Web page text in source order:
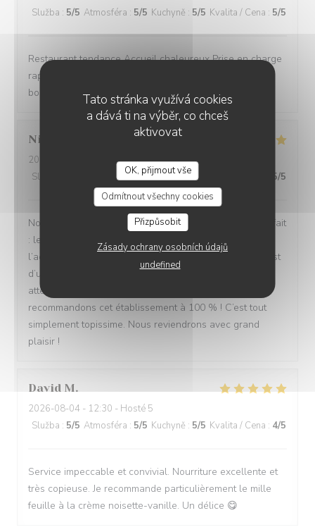
Tato stránka využívá cookies
a dává ti na výběr, co chceš
aktivovat
OK, přijmout vše
Odmítnout všechny cookies
Přizpůsobit
Zásady ochrany osobních údajů
undefined
Služba : 5/5 Atmosféra : 5/5 Kuchyně : 5/5 Kvalita / Cena : 5/5
Restaurant tendance Accueil chaleureux Prise en charge
rapide Bon rapport qualité/prix Assiettes copieuses et
bons produits
Nicolas
2026-08-04
- 13:30 - Hosté 4
Služba
Atmosféra:5/5 Kuchyně:5/5 5/5
Nous avons passé un excellent moment ! Tout était parfait
: les repas étaient délicieux, le service irréprochable, et
l’accueil d’une chaleur exceptionnelle. Toute l’équipe est
d’une grande gentillesse, avec de nombreuses petites
attentions qui font vraiment la différence. Nous
recommandons cet établissement à 100 % ! C’est tout
simplement topissime. Nous reviendrons avec grand
plaisir !
David M
2026-08-04 - 12:30 - Hosté 5
Služba : 5/5 Atmosféra : 5/5 Kuchyně : 5/5 Kvalita / Cena : 4/5
Service impeccable et convivial. Nourriture excellente et
très copieuse. Je recommande particulièrement le mille
feuille à la crème noisette-vanille. Un délice 😋